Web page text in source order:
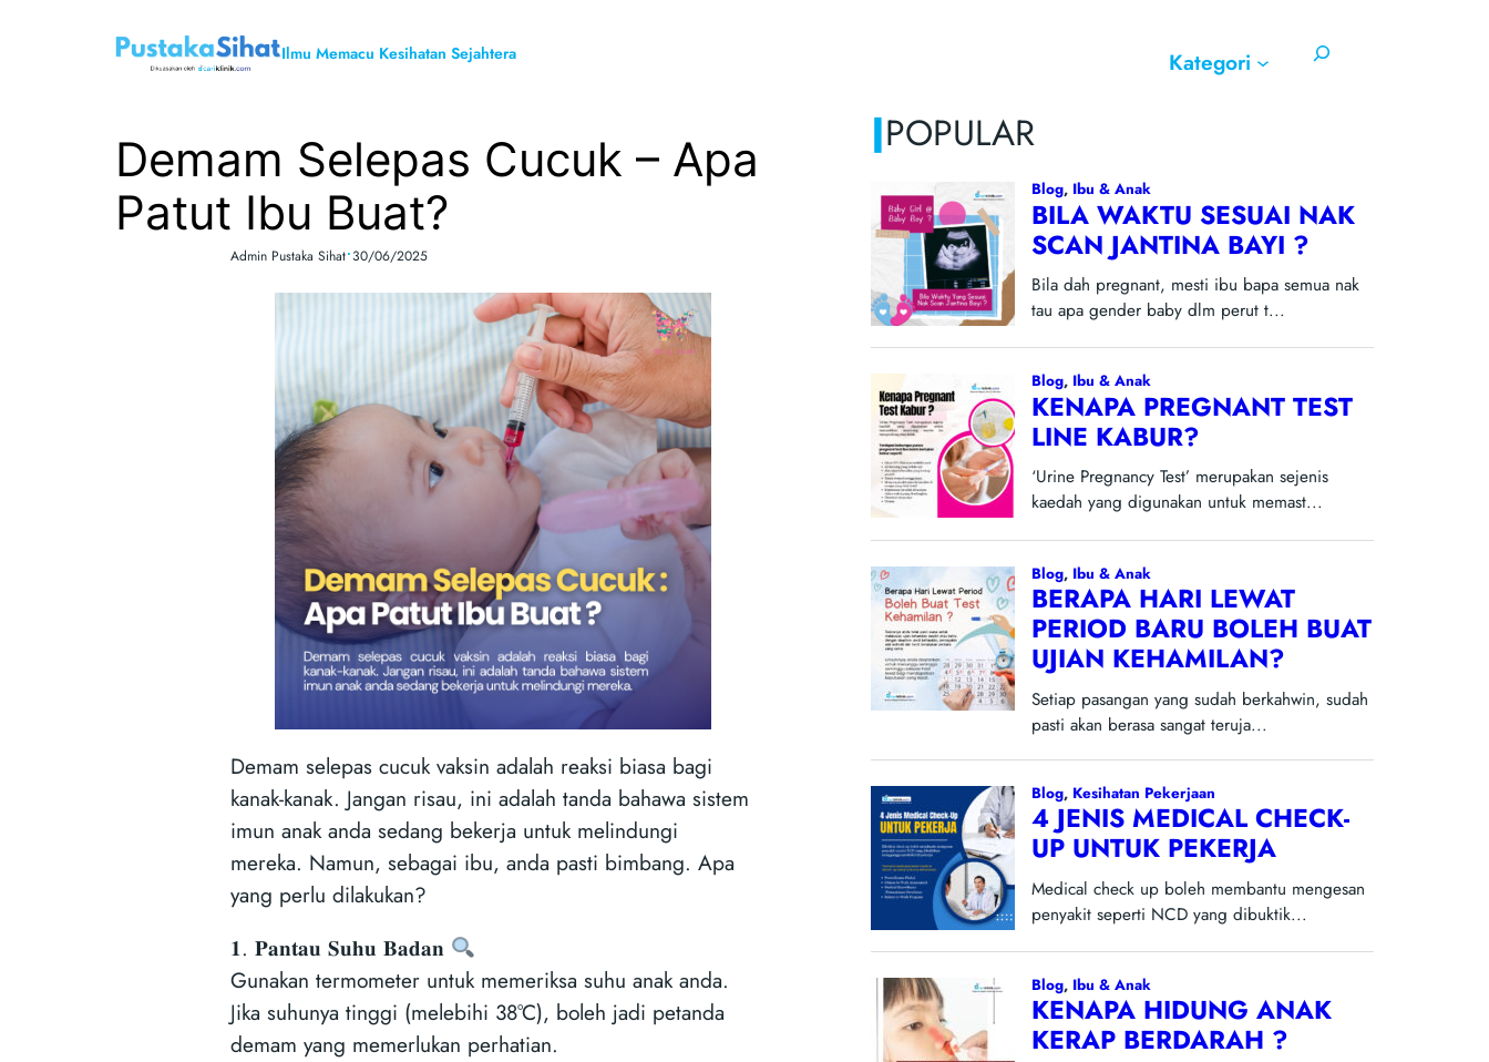
Ilmu Memacu Kesihatan Sejahtera Kategori
Demam Selepas Cucuk – Apa
Patut Ibu Buat?
Admin Pustaka Sihat•30/06/2025
Demam selepas cucuk vaksin adalah reaksi biasa bagi
kanak-kanak. Jangan risau, ini adalah tanda bahawa sistem
imun anak anda sedang bekerja untuk melindungi
mereka. Namun, sebagai ibu, anda pasti bimbang. Apa
yang perlu dilakukan?
𝟏. 𝐏𝐚𝐧𝐭𝐚𝐮 𝐒𝐮𝐡𝐮 𝐁𝐚𝐝𝐚𝐧
Gunakan termometer untuk memeriksa suhu anak anda.
Jika suhunya tinggi (melebihi 38°C), boleh jadi petanda
demam yang memerlukan perhatian.
|POPULAR